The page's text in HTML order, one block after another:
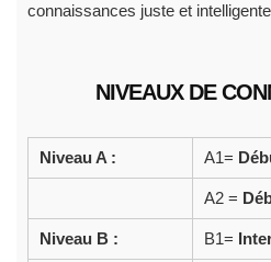
connaissances juste et
NIVEAUX DE
Niveau A : A1=
A2 =
Niveau B : B1=